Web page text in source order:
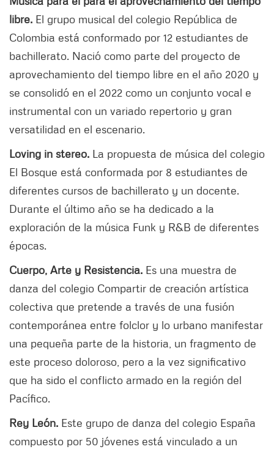
libre. El grupo musical del colegio República de
Colombia está conformado por 12 estudiantes de
bachillerato. Nació como parte del proyecto de
aprovechamiento del tiempo libre en el año 2020 y
se consolidó en el 2022 como un conjunto vocal e
instrumental con un variado repertorio y gran
versatilidad en el escenario.
Loving in stereo. La propuesta de música del colegio
El Bosque está conformada por 8 estudiantes de
diferentes cursos de bachillerato y un docente.
Durante el último año se ha dedicado a la
exploración de la música Funk y R&B de diferentes
épocas.
Cuerpo, Arte y Resistencia. Es una muestra de
danza del colegio Compartir de creación artística
colectiva que pretende a través de una fusión
contemporánea entre folclor y lo urbano manifestar
una pequeña parte de la historia, un fragmento de
este proceso doloroso, pero a la vez significativo
que ha sido el conflicto armado en la región del
Pacífico.
Rey León. Este grupo de danza del colegio España
compuesto por 50 jóvenes está vinculado a un